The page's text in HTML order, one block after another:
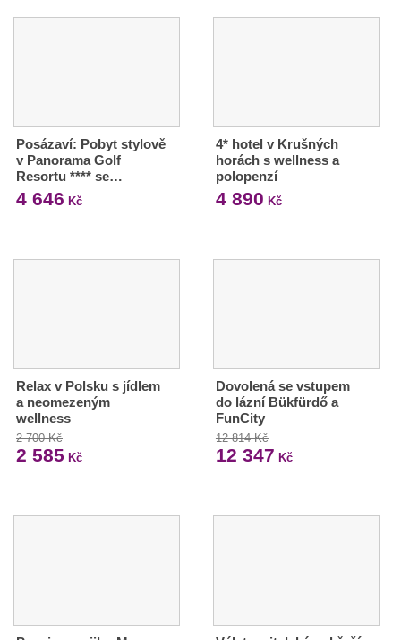
Posázaví: Pobyt stylově
v Panorama Golf
Resortu **** se…
4 646 Kč
4* hotel v Krušných
horách s wellness a
polopenzí
4 890 Kč
Relax v Polsku s jídlem
a neomezeným
wellness
2 700 Kč
2 585 Kč
Dovolená se vstupem
do lázní Bükfürdő a
FunCity
12 814 Kč
12 347 Kč